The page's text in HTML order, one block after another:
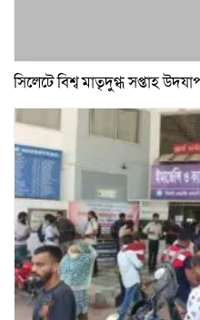
সিলেটে বিশ্ব মাতৃদুগ্ধ সপ্তাহ